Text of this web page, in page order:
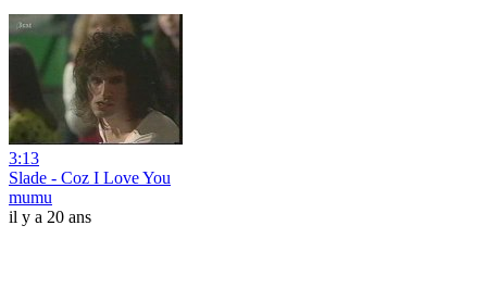
3:13
Slade - Coz I Love You
mumu
il y a 20 ans